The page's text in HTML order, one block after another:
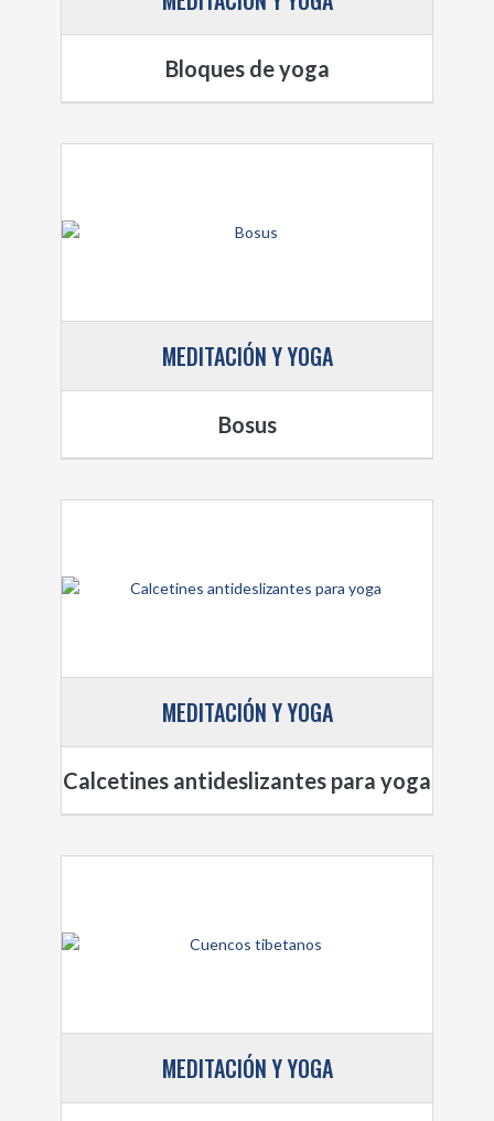
Bloques de yoga
MEDITACIÓN Y YOGA
Bosus
MEDITACIÓN Y YOGA
Calcetines antideslizantes para yoga
MEDITACIÓN Y YOGA